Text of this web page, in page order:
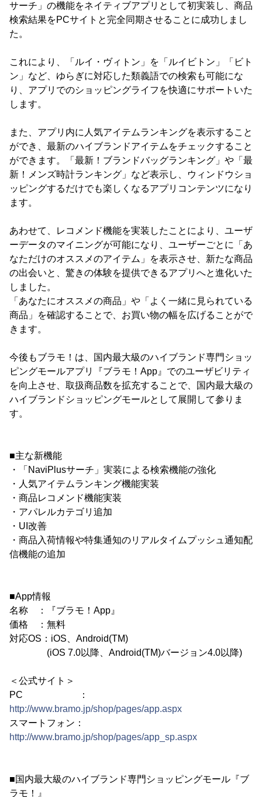
サーチ」の機能をネイティブアプリとして初実装し、商品
検索結果をPCサイトと完全同期させることに成功しまし
た。
これにより、「ルイ・ヴィトン」を「ルイビトン」「ビト
ン」など、ゆらぎに対応した類義語での検索も可能にな
り、アプリでのショッピングライフを快適にサポートいた
します。
また、アプリ内に人気アイテムランキングを表示すること
ができ、最新のハイブランドアイテムをチェックすること
ができます。「最新！ブランドバッグランキング」や「最
新！メンズ時計ランキング」など表示し、ウィンドウショ
ッピングするだけでも楽しくなるアプリコンテンツになり
ます。
あわせて、レコメンド機能を実装したことにより、ユーザ
ーデータのマイニングが可能になり、ユーザーごとに「あ
なただけのオススメのアイテム」を表示させ、新たな商品
の出会いと、驚きの体験を提供できるアプリへと進化いた
しました。
「あなたにオススメの商品」や「よく一緒に見られている
商品」を確認することで、お買い物の幅を広げることがで
きます。
今後もブラモ！は、国内最大級のハイブランド専門ショッ
ピングモールアプリ『ブラモ！App』でのユーザビリティ
を向上させ、取扱商品数を拡充することで、国内最大級の
ハイブランドショッピングモールとして展開して参りま
す。
■主な新機能
・「NaviPlusサーチ」実装による検索機能の強化
・人気アイテムランキング機能実装
・商品レコメンド機能実装
・アパレルカテゴリ追加
・UI改善
・商品入荷情報や特集通知のリアルタイムプッシュ通知配
信機能の追加
■App情報
名称 ：『ブラモ！App』
価格 ：無料
対応OS：iOS、Android(TM)
(iOS 7.0以降、Android(TM)バージョン4.0以降)
＜公式サイト＞
PC ：
http://www.bramo.jp/shop/pages/app.aspx
スマートフォン：
http://www.bramo.jp/shop/pages/app_sp.aspx
■国内最大級のハイブランド専門ショッピングモール『ブ
ラモ！』